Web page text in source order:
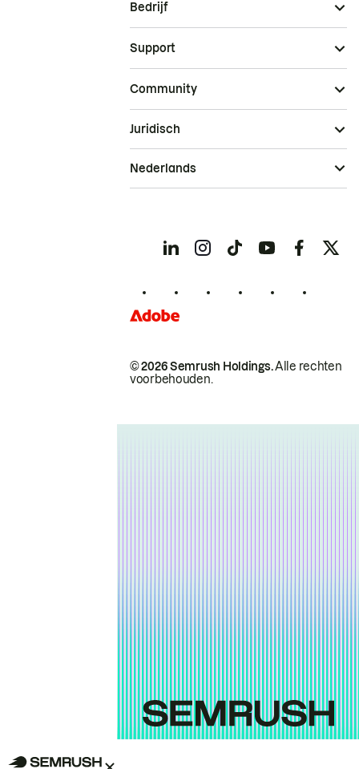
Bedrijf
Support
Community
© 2026 Semrush Holdings.Alle rechten
voorbehouden.
Juridisch
Nederlands